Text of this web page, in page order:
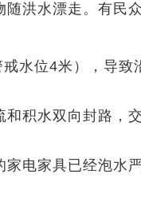
洪水漂走。有民众
位4米），导致
积水双向封路，
电家具已经泡水